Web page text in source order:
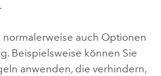
auch Optionen
Beispielsweise können Sie
anwenden, die verhindern,